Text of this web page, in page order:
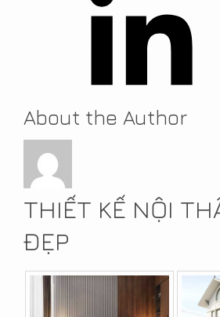
About the Author
THIẾT KẾ NỘI
ĐẸP